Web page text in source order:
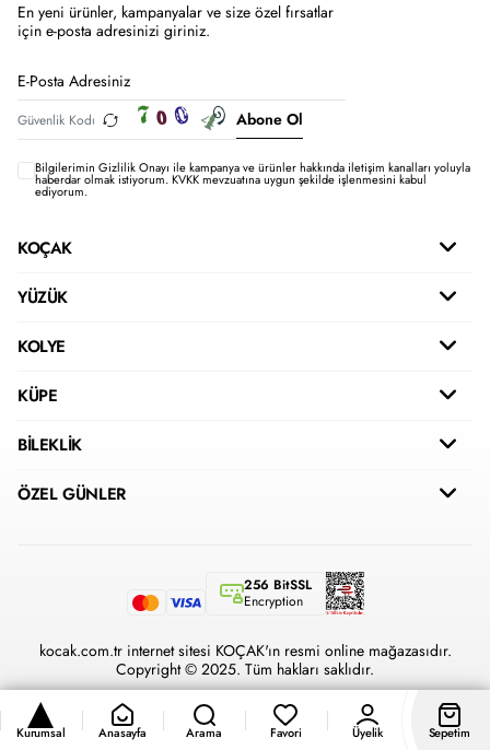
Kurumsal Anasayfa Arama Favori Üyelik Sepetim
En yeni ürünler, kampanyalar ve size özel fırsatlar
için e-posta adresinizi giriniz.
Abone Ol
Bilgilerimin Gizlilik Onayı ile kampanya ve ürünler hakkında iletişim kanalları yoluyla
haberdar olmak istiyorum.KVKK mevzuatına uygun şekilde işlenmesini kabul
ediyorum.
KOÇAK
YÜZÜK
KOLYE
KÜPE
BİLEKLİK
ÖZEL GÜNLER
256 BitSSL
Encryption
kocak.com.tr internet sitesi KOÇAK'ın resmi online mağazasıdır.
Copyright © 2025. Tüm hakları saklıdır.
Hipotenüs Yeni Nesil E-Ticaret Sistemleri ile Hazırlanmıştır.